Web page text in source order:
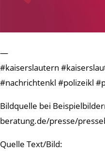
—
#kaiserslautern
#nachrichtenkl #polizeikl
Bildquelle bei
beratung.de/presse/
Quelle Text/Bild: